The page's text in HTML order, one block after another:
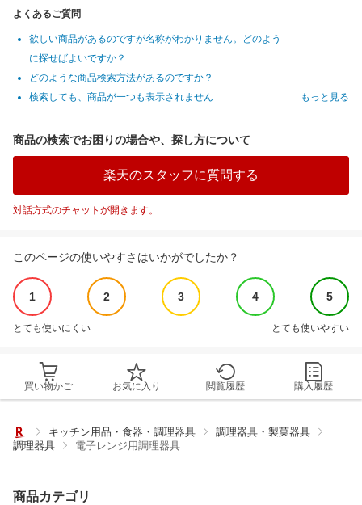
よくあるご質問
欲しい商品があるのですが名称がわかりません。どのよう
に探せばよいですか？
どのような商品検索方法があるのですか？
検索しても、商品が一つも表示されません
もっと見る
商品の検索でお困りの場合や、探し方について
楽天のスタッフに質問する
対話方式のチャットが開きます。
このページの使いやすさはいかがでしたか？
1 2 3 4 5
とても使いにくい とても使いやすい
買い物かご お気に入り 閲覧履歴 購入履歴
キッチン用品・食器・調理器具
調理器具・製菓器具
調理器具
電子レンジ用調理器具
商品カテゴリ